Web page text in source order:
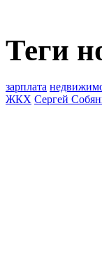
Теги
зарплата
ЖКХ Сергей